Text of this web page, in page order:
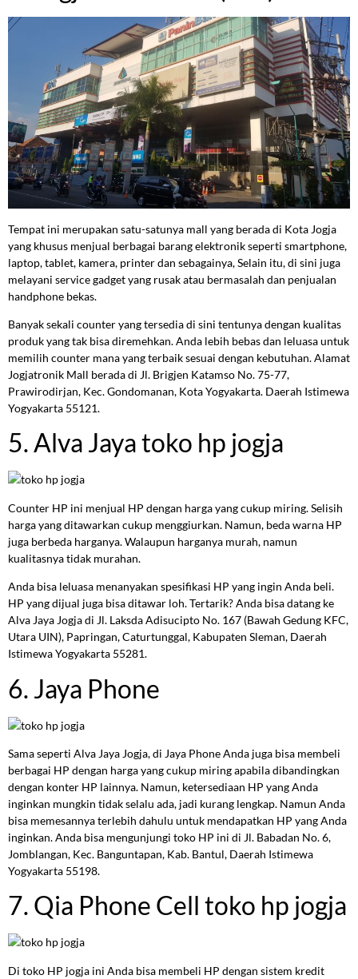
Tempat ini merupakan satu-satunya mall yang berada di Kota Jogja
yang khusus menjual berbagai barang elektronik seperti smartphone,
laptop, tablet, kamera, printer dan sebagainya, Selain itu, di sini juga
melayani service gadget yang rusak atau bermasalah dan penjualan
handphone bekas.
Banyak sekali counter yang tersedia di sini tentunya dengan kualitas
produk yang tak bisa diremehkan. Anda lebih bebas dan leluasa untuk
memilih counter mana yang terbaik sesuai dengan kebutuhan. Alamat
Jogjatronik Mall berada di Jl. Brigjen Katamso No. 75-77,
Prawirodirjan, Kec. Gondomanan, Kota Yogyakarta. Daerah Istimewa
Yogyakarta 55121.
5. Alva Jaya toko hp jogja
Counter HP ini menjual HP dengan harga yang cukup miring. Selisih
harga yang ditawarkan cukup menggiurkan. Namun, beda warna HP
juga berbeda harganya. Walaupun harganya murah, namun
kualitasnya tidak murahan.
Anda bisa leluasa menanyakan spesifikasi HP yang ingin Anda beli.
HP yang dijual juga bisa ditawar loh. Tertarik? Anda bisa datang ke
Alva Jaya Jogja di Jl. Laksda Adisucipto No. 167 (Bawah Gedung KFC,
Utara UIN), Papringan, Caturtunggal, Kabupaten Sleman, Daerah
Istimewa Yogyakarta 55281.
6. Jaya Phone
Sama seperti Alva Jaya Jogja, di Jaya Phone Anda juga bisa membeli
berbagai HP dengan harga yang cukup miring apabila dibandingkan
dengan konter HP lainnya. Namun, ketersediaan HP yang Anda
inginkan mungkin tidak selalu ada, jadi kurang lengkap. Namun Anda
bisa memesannya terlebih dahulu untuk mendapatkan HP yang Anda
inginkan. Anda bisa mengunjungi toko HP ini di Jl. Babadan No. 6,
Jomblangan, Kec. Banguntapan, Kab. Bantul, Daerah Istimewa
Yogyakarta 55198.
7. Qia Phone Cell toko hp jogja
Di toko HP jogja ini Anda bisa membeli HP dengan sistem kredit